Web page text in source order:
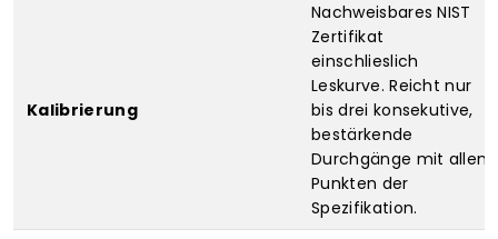
Kalibrierung
Nachweisbares NIST
Zertifikat
einschlieslich
Leskurve. Reicht nur
bis drei konsekutive,
bestärkende
Durchgänge mit allen
Punkten der
Spezifikation.